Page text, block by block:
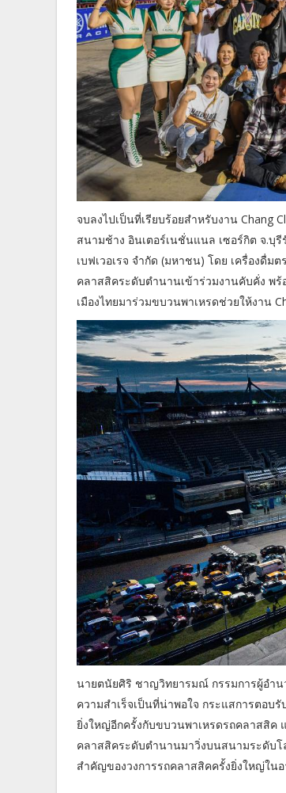
จบลงไปเป็นที่เรียบร้อยสำหรับงาน Chang
สนามช้าง อินเตอร์เนชั่นแนล เซอร์กิต จ.บุ
เบฟเวอเรจ จำกัด (มหาชน) โดย เครื่องดื่
คลาสสิคระดับตำนานเข้าร่วมงานคับคั่ง พ
เมืองไทยมาร่วมขบวนพาเหรดช่วยให้งาน
นายตนัยศิริ ชาญวิทยารมณ์ กรรมการผู้อำน
ความสำเร็จเป็นที่น่าพอใจ กระแสการตอบ
ยิ่งใหญ่อีกครั้งกับขบวนพาเหรดรถคลาสสิค
คลาสสิคระดับตำนานมาวิ่งบนสนามระดับโ
สำคัญของวงการรถคลาสสิคครั้งยิ่งใหญ่ใน